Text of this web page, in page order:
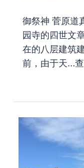
御祭神 菅原道
园寺的四世文
在的八层建筑
前，由于天…